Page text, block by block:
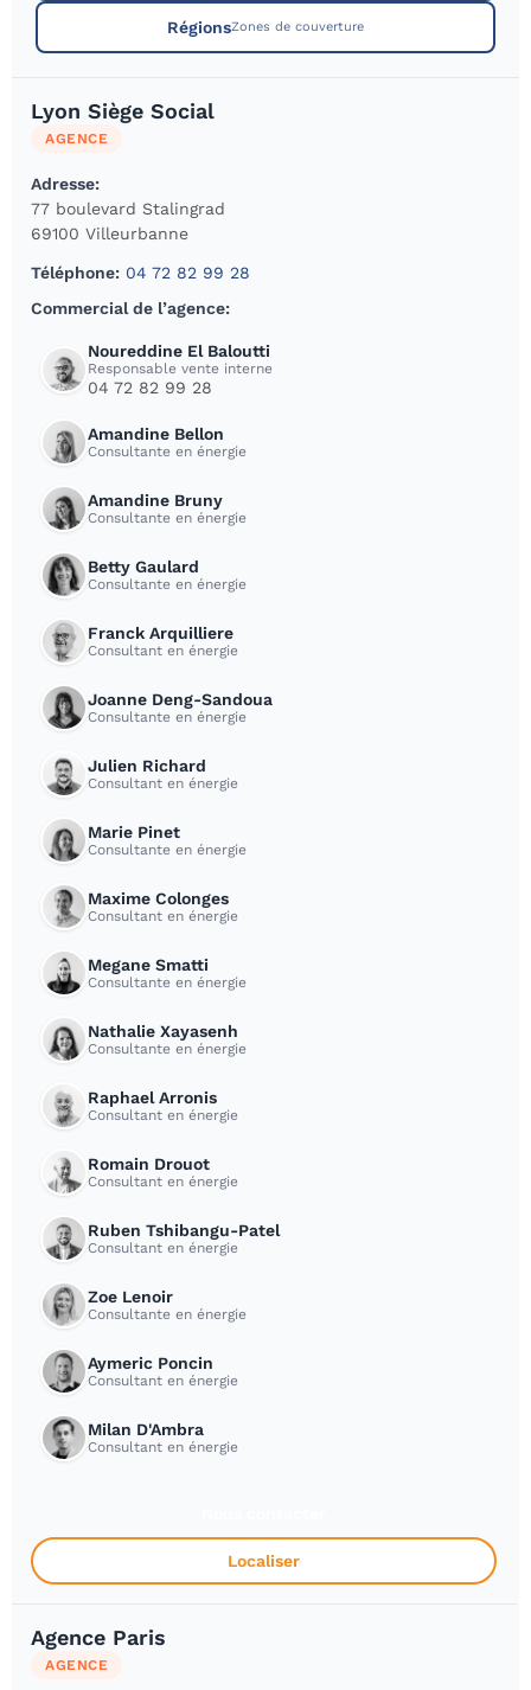
RégionsZones de couverture
Lyon Siège Social
AGENCE
Adresse:
77 boulevard Stalingrad
69100 Villeurbanne
Téléphone: 04 72 82 99 28
Commercial de l’agence:
Noureddine El Baloutti
Responsable vente interne
04 72 82 99 28
Amandine Bellon
Consultante en énergie
Amandine Bruny
Consultante en énergie
Betty Gaulard
Consultante en énergie
Franck Arquilliere
Consultant en énergie
Joanne Deng-Sandoua
Consultante en énergie
Julien Richard
Consultant en énergie
Marie Pinet
Consultante en énergie
Maxime Colonges
Consultant en énergie
Megane Smatti
Consultante en énergie
Nathalie Xayasenh
Consultante en énergie
Raphael Arronis
Consultant en énergie
Romain Drouot
Consultant en énergie
Ruben Tshibangu-Patel
Consultant en énergie
Zoe Lenoir
Consultante en énergie
Aymeric Poncin
Consultant en énergie
Milan D'Ambra
Consultant en énergie
Localiser
Agence Paris
AGENCE